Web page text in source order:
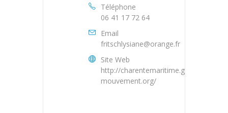
Téléphone
06 41 17 72 64
Email
fritschlysiane@orange.fr
Site Web
http://charentemaritime.generations-
mouvement.org/